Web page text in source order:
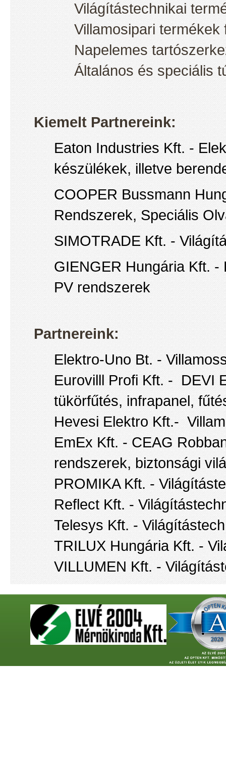
Világítástechnikai
Villamosipari termékek
Napelemes
Általános és speciális
Kiemelt Partnereink:
Eaton Industries Kft. -
készülékek, illetve
COOPER Bussmann
Rendszerek, Speciális
SIMOTRADE Kft. -
GIENGER Hungária Kft.
PV rendszerek
Partnereink:
Elektro-Uno Bt. -
Eurovilll Profi Kft. - DEVI
tükörfűtés, infrapanel,
Hevesi Elektro Kft.-
EmEx Kft. - CEAG
rendszerek, biztonsági
PROMIKA Kft. -
Reflect Kft. -
Telesys Kft. -
TRILUX Hungária Kft. -
VILLUMEN Kft. -